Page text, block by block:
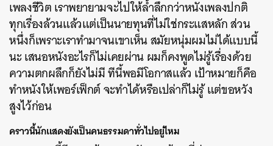
เพลงชีวิต เราพยายามจะไปให้ล้ำลึกกว่าหนังเพลงปกติ
ทุกเรื่องล้วนแล้วแต่เป็นนายทุนที่ไม่ใช่กระแสหลัก ส่วน
หนึ่งก็เพราะเราทำมาจนเขาเห็น สมัยหนุ่มผมไม่ได้แบบนี้
นะ เสนอหนังอะไรก็ไม่เคยผ่าน ผมก็คงพูดไม่รู้เรื่องด้วย
ความตกผลึกก็ยังไม่มี ทีนี้พอมีโอกาสแล้ว เป้าหมายก็คือ
ทำหนังให้เพอร์เฟ็กต์ จะทำได้หรือเปล่าก็ไม่รู้ แต่ขอหวัง
สูงไว้ก่อน
คราวนี้นักแสดงยังเป็นคนธรรมดาทั่วไปอยู่ไหม